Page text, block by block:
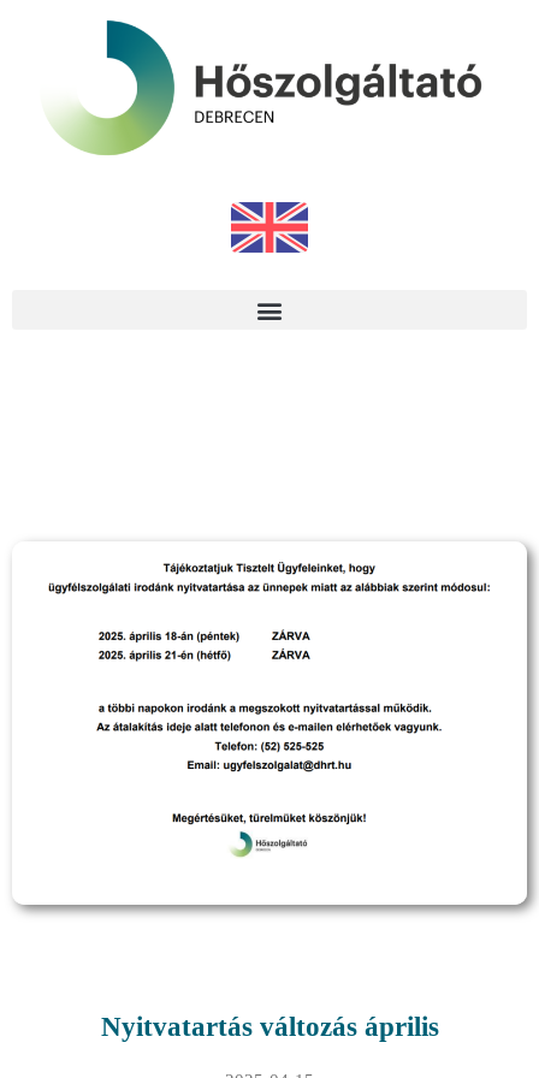
Nyitvatartás változás április